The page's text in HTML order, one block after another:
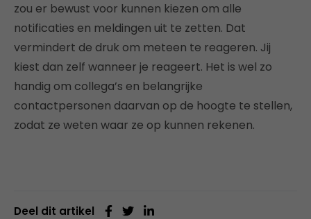
zou er bewust voor kunnen kiezen om alle
notificaties en meldingen uit te zetten. Dat
vermindert de druk om meteen te reageren. Jij
kiest dan zelf wanneer je reageert. Het is wel zo
handig om collega’s en belangrijke
contactpersonen daarvan op de hoogte te stellen,
zodat ze weten waar ze op kunnen rekenen.
Deel dit artikel